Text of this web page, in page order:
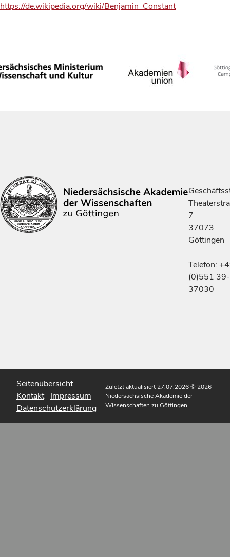
https://de.wikipedia.org/wiki/Benjamin_Constant
7
37073
Göttingen
Telefon:
(0)551 39-
37030
Seitenübersicht
Kontakt Impressum
Datenschutzerklärung
Zuletzt aktualisiert 27.07.2026© 2026
Niedersächsische Akademie der
Wissenschaften zu Göttingen